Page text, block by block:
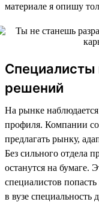
материале я опишу
решений
На рынке наблюдается
профиля. Компании
предлагать рынку,
Без сильного отдела
останутся на бумаге.
специалистов
в вузе